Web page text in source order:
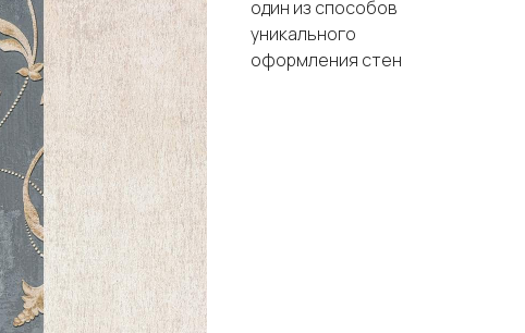
один из способов
уникального
оформления стен